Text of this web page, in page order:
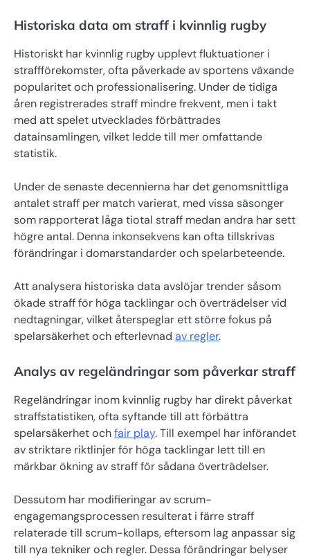
Historiska data om straff i kvinnlig rugby
Historiskt har kvinnlig rugby upplevt fluktuationer i
straffförekomster, ofta påverkade av sportens växande
popularitet och professionalisering. Under de tidiga
åren registrerades straff mindre frekvent, men i takt
med att spelet utvecklades förbättrades
datainsamlingen, vilket ledde till mer omfattande
statistik.
Under de senaste decennierna har det genomsnittliga
antalet straff per match varierat, med vissa säsonger
som rapporterat låga tiotal straff medan andra har sett
högre antal. Denna inkonsekvens kan ofta tillskrivas
förändringar i domarstandarder och spelarbeteende.
Att analysera historiska data avslöjar trender såsom
ökade straff för höga tacklingar och överträdelser vid
nedtagningar, vilket återspeglar ett större fokus på
spelarsäkerhet och efterlevnad av regler.
Analys av regeländringar som påverkar straff
Regeländringar inom kvinnlig rugby har direkt påverkat
straffstatistiken, ofta syftande till att förbättra
spelarsäkerhet ochfair play. Till exempel har införandet
av striktare riktlinjer för höga tacklingar lett till en
märkbar ökning av straff för sådana överträdelser.
Dessutom har modifieringar av scrum-
engagemangsprocessen resulterat i färre straff
relaterade till scrum-kollaps, eftersom lag anpassar sig
till nya tekniker och regler. Dessa förändringar belyser